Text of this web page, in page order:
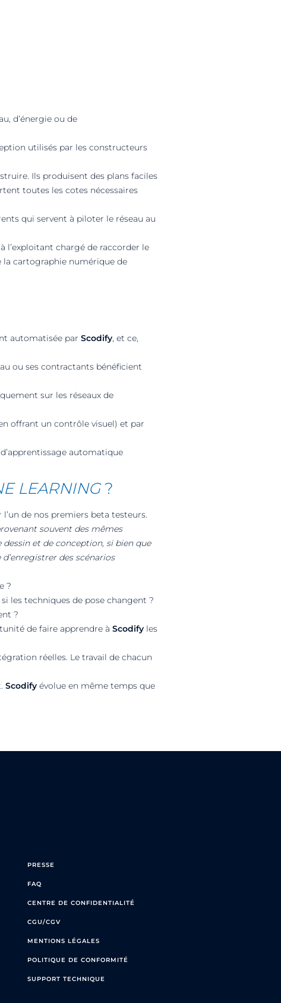
d’énergie ou de
utilisés par les constructeurs
Ils produisent des plans faciles
toutes les cotes nécessaires
qui servent à piloter le réseau au
l’exploitant chargé de raccorder le
la cartographie numérique de
automatisée par Scodify, et ce,
ou ses contractants bénéficient
sur les réseaux de
offrant un contrôle visuel) et par
automatique
LEARNING?
de nos premiers beta testeurs.
souvent des mêmes
et de conception, si bien que
des scénarios
?
les techniques de pose changent ?
?
de faire apprendre à Scodify les
réelles. Le travail de chacun
Scodify évolue en même temps que
PRESSE
FAQ
CENTRE DE CONFIDENTIALITÉ
CGU/CGV
MENTIONS LÉGALES
POLITIQUE DE CONFORMITÉ
SUPPORT TECHNIQUE